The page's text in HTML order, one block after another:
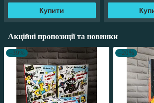
Купити
Акційні пропозиції та новинки
–39% –20%